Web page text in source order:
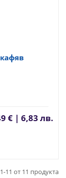
€ | 6,83 лв.
11 от 11 продукта